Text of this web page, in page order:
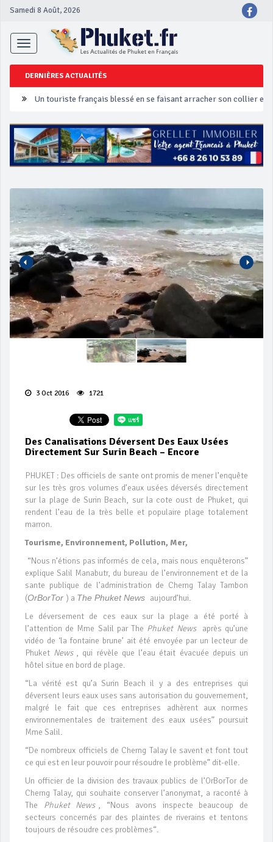
Samedi 8 Août, 2026
Toggle
navigation
DERNIÈRES ACTUALITÉS
Un touriste français blessé en se faisant arracher son collier en
Phuket Peranakan Festival
‘Phuket Eye’ assurera la sécurité pendant Songkran
3 Oct 2016 1721
Des Canalisations Déversent Des Eaux Usées
Directement Sur Surin Beach – Encore
PHUKET : Des officiels de sante ont promis de mener l’enquête
sur les très gros volumes d’eaux usées déversés directement
sur la plage de Surin Beach, sur la cote oust de Phuket, qui
rendent l’eau de la très belle et populaire plage totalement
marron.
Tourisme, Environnement, Pollution, Mer,
“Nous n’étions pas informés de cela, mais nous enquêterons”
explique Salil Manabutr, du bureau de l’environnement et de la
sante publique de l’administration de Cherng Talay Tambon
(OrBorTor ) a The Phuket News aujourd’hui.
Le déversement de ces eaux sur la plage a été porté à
l’attention de Mme Salil par The Phuket News
après qu’une
vidéo de ‘la fontaine brune’ ait été envoyée par un lecteur de
Phuket News , qui révèle que l’eau était évacuée depuis un
hôtel situe en bord de plage.
“La vérité est qu’a Surin Beach il y a des entreprises qui
déversent leurs eaux uses sans autorisation du gouvernement,
malgré le fait que ces entreprises adhèrent aux normes
environnementales de traitement des eaux usées” poursuit
Mme Salil.
“De nombreux officiels de Cherng Talay le savent et font tout
ce qui est en leur pouvoir pour résoudre le problème” dit-elle.
Un officier de la division des travaux publics de l’OrBorTor de
Cherng Talay, qui souhaite conserver l’anonymat, a raconté à
The Phuket News , “Nous avons inspecte beaucoup de
secteurs concernés par des plaintes de riverains et tentons
toujours de résoudre ces problèmes“.